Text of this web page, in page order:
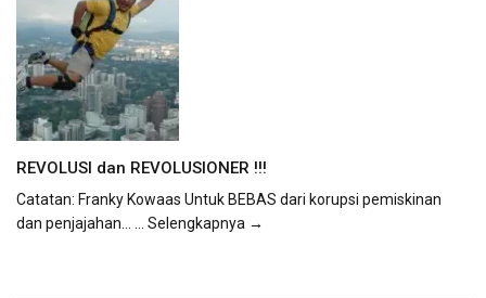
REVOLUSI dan REVOLUSIONER !!!
Catatan: Franky Kowaas Untuk BEBAS dari korupsi pemiskinan
dan penjajahan... ... Selengkapnya →